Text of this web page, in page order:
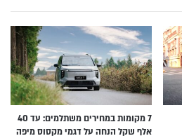
7 מקומות במחירים משתלמים: עד 40
אלף שקל הנחה על דגמי מקסוס מיפה